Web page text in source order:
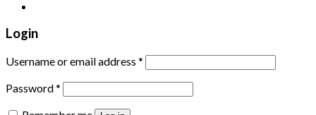
Login
Username or email address *
Password*